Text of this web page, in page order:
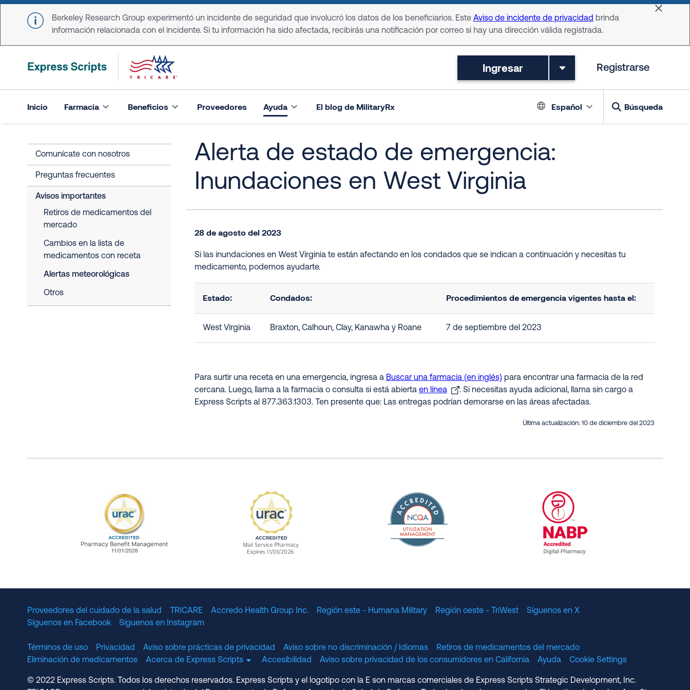
Skip to main content
Berkeley Research Group experimentó un incidente de seguridad que involucró los datos de los beneficiarios. Este Aviso de incidente de privacidad brinda
información relacionada con el incidente. Si tu información ha sido afectada, recibirás una notificación por correo si hay una dirección válida registrada.
Dismiss
Ingresar Registrarse
Inicio Farmacia Beneficios Proveedores Ayuda El blog de MilitaryRx Language
Español Búsqueda
Comunícate con nosotros
Preguntas frecuentes
Avisos importantes
Retiros de medicamentos del
mercado
Cambios en la lista de
medicamentos con receta
Alertas meteorológicas
Otros
Alerta de estado de emergencia:
Inundaciones en West Virginia
28 de agosto del 2023
Si las inundaciones en West Virginia te están afectando en los condados que se indican a continuación y necesitas tu
medicamento, podemos ayudarte.
Estado: Condados: Procedimientos de emergencia vigentes hasta el:
West Virginia Braxton, Calhoun, Clay, Kanawha y Roane 7 de septiembre del 2023
Para surtir una receta en una emergencia, ingresa a Buscar una farmacia (en inglés) para encontrar una farmacia de la red
cercana. Luego, llama a la farmacia o consulta si está abierta en línea
. Si necesitas ayuda adicional, llama sin cargo a
Express Scripts al 877.363.1303. Ten presente que: Las entregas podrían demorarse en las áreas afectadas.
Última actualización: 10 de diciembre del 2023
Proveedores del cuidado de la salud TRICARE Accredo Health Group Inc. Región este - Humana Military Región oeste - TriWest
Síguenos en X
Síguenos en Facebook
Síguenos en Instagram
Términos de uso Privacidad Aviso sobre prácticas de privacidad Aviso sobre no discriminación / Idiomas
Retiros de medicamentos del mercado
Eliminación de medicamentos
Acerca de Express Scripts Accesibilidad Aviso sobre privacidad de los consumidores en California Ayuda Cookie Settings
© 2022 Express Scripts. Todos los derechos reservados. Express Scripts y el logotipo con la E son marcas comerciales de Express Scripts Strategic Development, Inc.